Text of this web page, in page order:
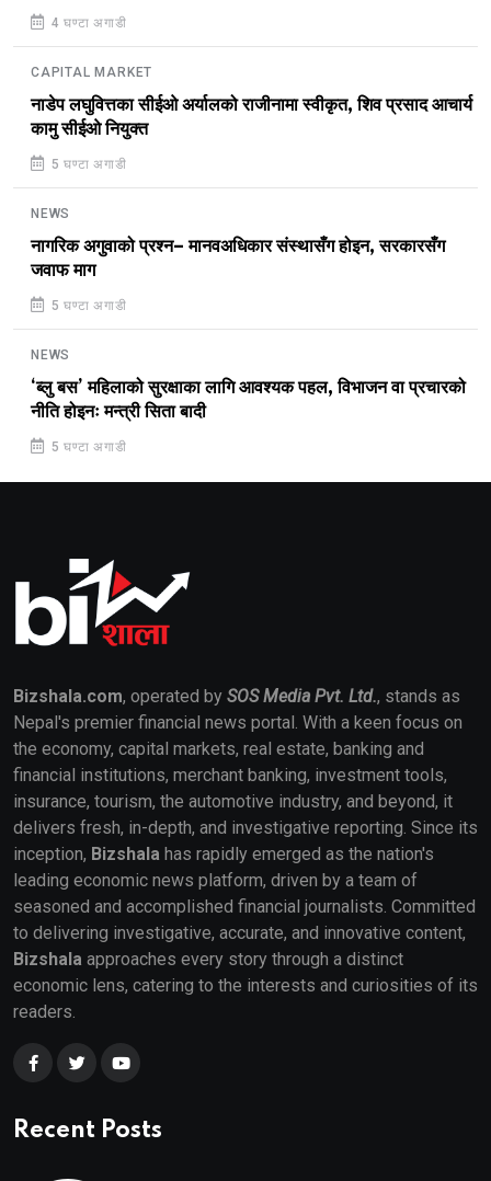
4 घण्टा अगाडी
CAPITAL MARKET
नाडेप लघुवित्तका सीईओ अर्यालको राजीनामा स्वीकृत, शिव प्रसाद आचार्य
कामु सीईओ नियुक्त
5 घण्टा अगाडी
NEWS
नागरिक अगुवाको प्रश्न– मानवअधिकार संस्थासँग होइन, सरकारसँग
जवाफ माग
5 घण्टा अगाडी
NEWS
‘ब्लु बस’ महिलाको सुरक्षाका लागि आवश्यक पहल, विभाजन वा प्रचारको
नीति होइनः मन्त्री सिता बादी
5 घण्टा अगाडी
Bizshala.com, operated by SOS Media Pvt. Ltd., stands as
Nepal's premier financial news portal. With a keen focus on
the economy, capital markets, real estate, banking and
financial institutions, merchant banking, investment tools,
insurance, tourism, the automotive industry, and beyond, it
delivers fresh, in-depth, and investigative reporting. Since its
inception, Bizshala has rapidly emerged as the nation's
leading economic news platform, driven by a team of
seasoned and accomplished financial journalists. Committed
to delivering investigative, accurate, and innovative content,
Bizshala approaches every story through a distinct
economic lens, catering to the interests and curiosities of its
readers.
Recent Posts